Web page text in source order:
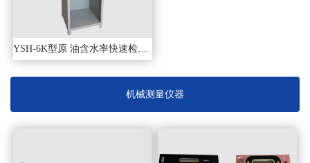
YSH-6K型原 油含水率快速检测装置
机械测量仪器